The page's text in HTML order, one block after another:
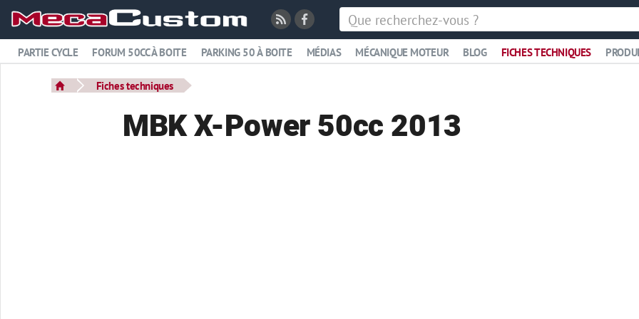
PARTIE CYCLE FORUM 50CC À BOITE PARKING 50 À BOITE MÉDIAS MÉCANIQUE MOTEUR BLOG FICHES TECHNIQUES
Fiches techniques
MBK X-Power 50cc 2013